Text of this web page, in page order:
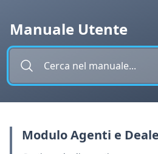
Manuale Utente
Modulo Agenti e